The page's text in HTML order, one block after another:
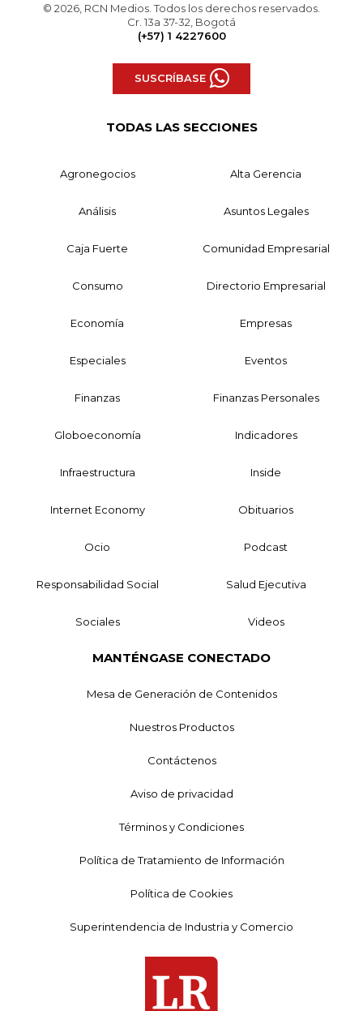
© 2026, RCN Medios. Todos los derechos reservados.
Cr. 13a 37-32, Bogotá
(+57) 1 4227600
SUSCRÍBASE
TODAS LAS SECCIONES
Agronegocios Alta Gerencia
Análisis Asuntos Legales
Caja Fuerte Comunidad Empresarial
Consumo Directorio Empresarial
Economía Empresas
Especiales Eventos
Finanzas Finanzas Personales
Globoeconomía Indicadores
Infraestructura Inside
Internet Economy Obituarios
Ocio Podcast
Responsabilidad Social Salud Ejecutiva
Sociales Videos
MANTÉNGASE CONECTADO
Mesa de Generación de Contenidos
Nuestros Productos
Contáctenos
Aviso de privacidad
Términos y Condiciones
Política de Tratamiento de Información
Política de Cookies
Superintendencia de Industria y Comercio